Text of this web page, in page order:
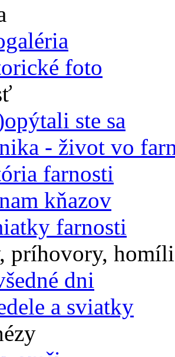
foto
ste sa
- život vo
farnosti
kňazov
farnosti
príhovory,
dni
a sviatky